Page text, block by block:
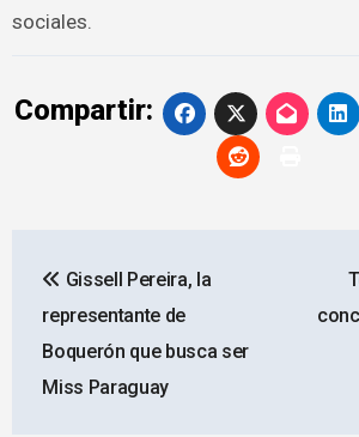
sociales.
Compartir:
de
entradas
Gissell Pereira, la
representante de
Boquerón que busca ser
Miss Paraguay